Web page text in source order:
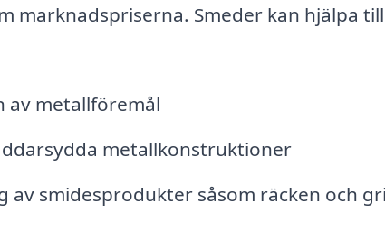
marknadspriserna. Smeder kan hjälpa
av metallföremål
metallkonstruktioner
av smidesprodukter såsom räcken och